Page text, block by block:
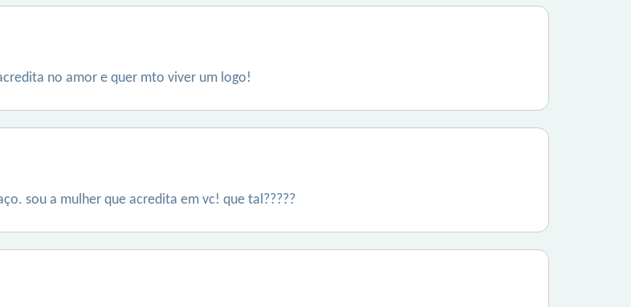
no amor e quer mto viver um logo!
sou a mulher que acredita em vc! que tal?????